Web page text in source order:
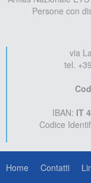
Persone con
via
tel.
IBAN: IT
Codice
Home Contatti